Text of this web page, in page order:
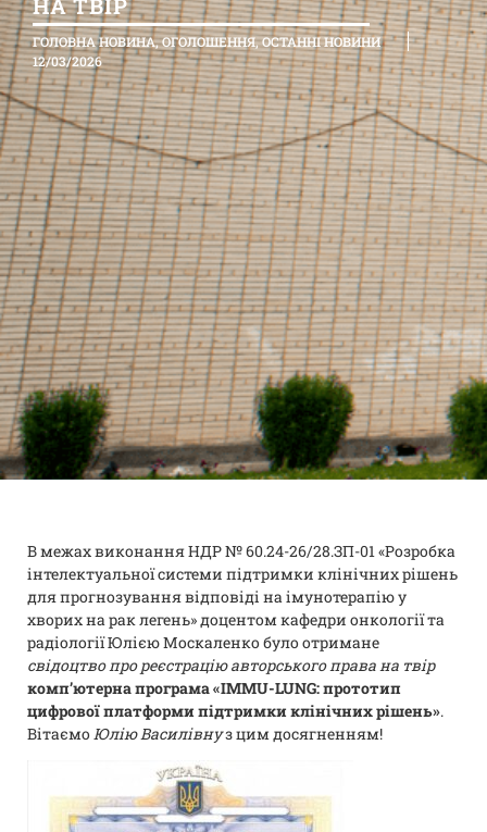
ГОЛОВНА НОВИНА,ОГОЛОШЕННЯ,ОСТАННІ НОВИНИ
12/03/2026
В межах виконання НДР № 60.24-26/28.ЗП-01 «Розробка
інтелектуальної системи підтримки клінічних рішень
для прогнозування відповіді на імунотерапію у
хворих на рак легень» доцентом кафедри онкології та
радіології Юлією Москаленко було отримане
свідоцтво про реєстрацію авторського права на твір
комп’ютерна програма «IMMU-LUNG: прототип
цифрової платформи підтримки клінічних рішень».
ВітаємоЮлію Василівнуз цим досягненням!